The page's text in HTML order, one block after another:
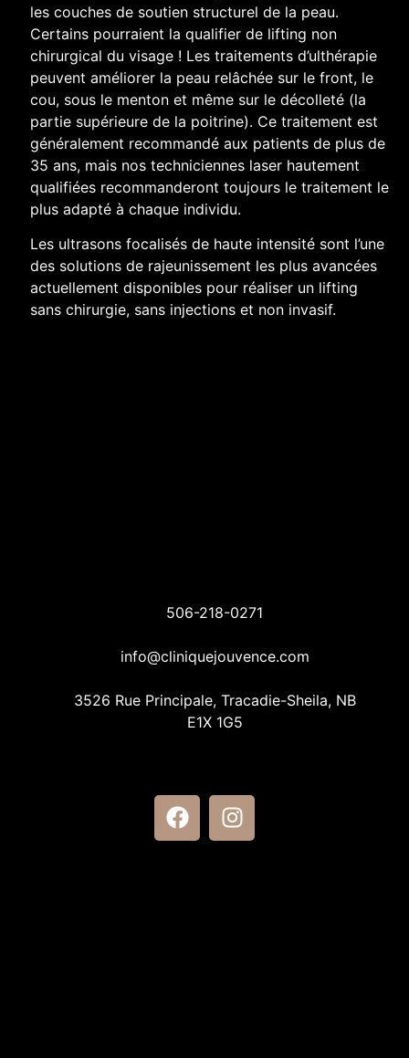
les couches de soutien structurel de la peau.
Certains pourraient la qualifier de lifting non
chirurgical du visage ! Les traitements d’ulthérapie
peuvent améliorer la peau relâchée sur le front, le
cou, sous le menton et même sur le décolleté (la
partie supérieure de la poitrine). Ce traitement est
généralement recommandé aux patients de plus de
35 ans, mais nos techniciennes laser hautement
qualifiées recommanderont toujours le traitement le
plus adapté à chaque individu.
Les ultrasons focalisés de haute intensité sont l’une
des solutions de rajeunissement les plus avancées
actuellement disponibles pour réaliser un lifting
sans chirurgie, sans injections et non invasif.
506-218-0271
info@cliniquejouvence.com
3526 Rue Principale, Tracadie-Sheila, NB
E1X 1G5